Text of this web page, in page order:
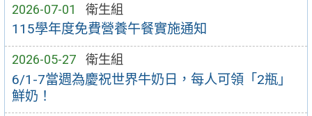
2026-07-01 衛生組
115學年度免費營養午餐實施通知
2026-05-27 衛生組
6/1-7當週為慶祝世界牛奶日，每人可領「2瓶」
鮮奶！